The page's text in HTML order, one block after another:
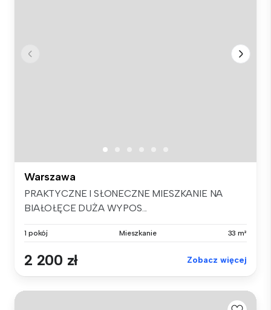
Warszawa
PRAKTYCZNE I SŁONECZNE MIESZKANIE NA
BIAŁOŁĘCE DUŻA WYPOS...
1 pokój Mieszkanie 33 m²
2 200 zł Zobacz więcej